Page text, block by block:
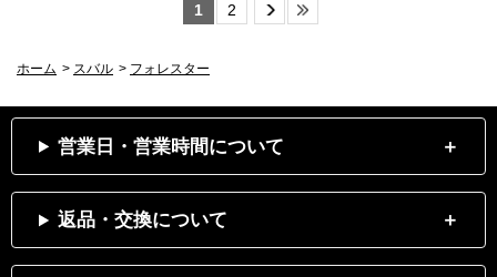
1
2
ホーム > スバル > フォレスター
営業日・営業時間について
返品・交換について